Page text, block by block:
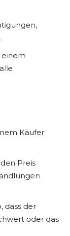
Käufer
Preis
dass der
oder das